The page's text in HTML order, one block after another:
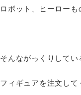
ロボット、ヒーローも
そんながっくりして
フィギュアを注文して